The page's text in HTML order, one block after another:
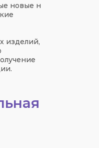
новые н
изделий,